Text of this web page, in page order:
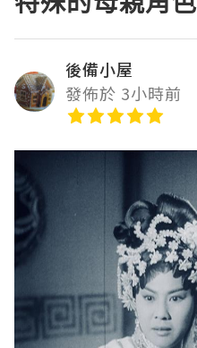
後備小屋
發佈於 3小時前